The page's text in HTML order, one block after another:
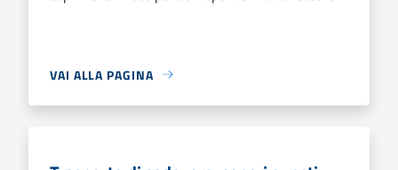
VAI ALLA PAGINA